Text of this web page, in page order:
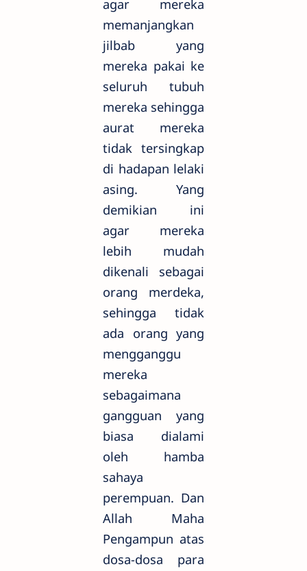
agar mereka
memanjangkan
jilbab yang
mereka pakai ke
seluruh tubuh
mereka sehingga
aurat mereka
tidak tersingkap
di hadapan lelaki
asing. Yang
demikian ini
agar mereka
lebih mudah
dikenali sebagai
orang merdeka,
sehingga tidak
ada orang yang
mengganggu
mereka
sebagaimana
gangguan yang
biasa dialami
oleh hamba
sahaya
perempuan. Dan
Allah Maha
Pengampun atas
dosa-dosa para